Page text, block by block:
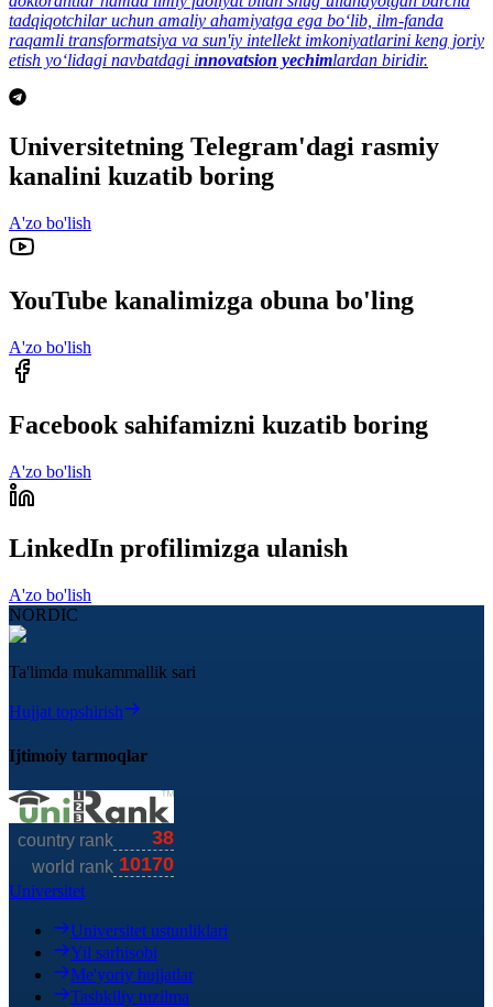
tadqiqotchilar uchun amaliy ahamiyatga ega bo‘lib, ilm-fanda
raqamli transformatsiya va sun'iy intellekt imkoniyatlarini keng joriy
etish yo‘lidagi navbatdagi innovatsion yechimlardan biridir.
Universitetning Telegram'dagi rasmiy
kanalini kuzatib boring
A'zo bo'lish
YouTube kanalimizga obuna bo'ling
A'zo bo'lish
Facebook sahifamizni kuzatib boring
A'zo bo'lish
LinkedIn profilimizga ulanish
A'zo bo'lish
NORDIC
Ta'limda mukammallik sari
Hujjat topshirish
Ijtimoiy tarmoqlar
Universitet
Universitet ustunliklari
Yil sarhisobi
Me'yoriy hujjatlar
Tashkiliy tuzilma